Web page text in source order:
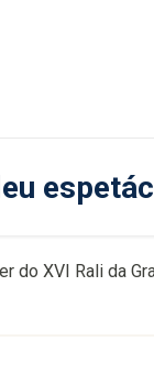
do XVI Rali da